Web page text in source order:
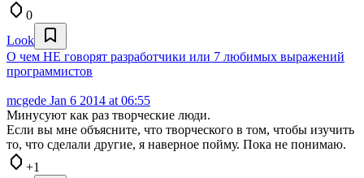
0
Look
О чем НЕ говорят разработчики или 7 любимых выражений
программистов
mcgede Jan 6 2014 at 06:55
Минусуют как раз творческие люди.
Если вы мне объясните, что творческого в том, чтобы изучить
то, что сделали другие, я наверное пойму. Пока не понимаю.
+1